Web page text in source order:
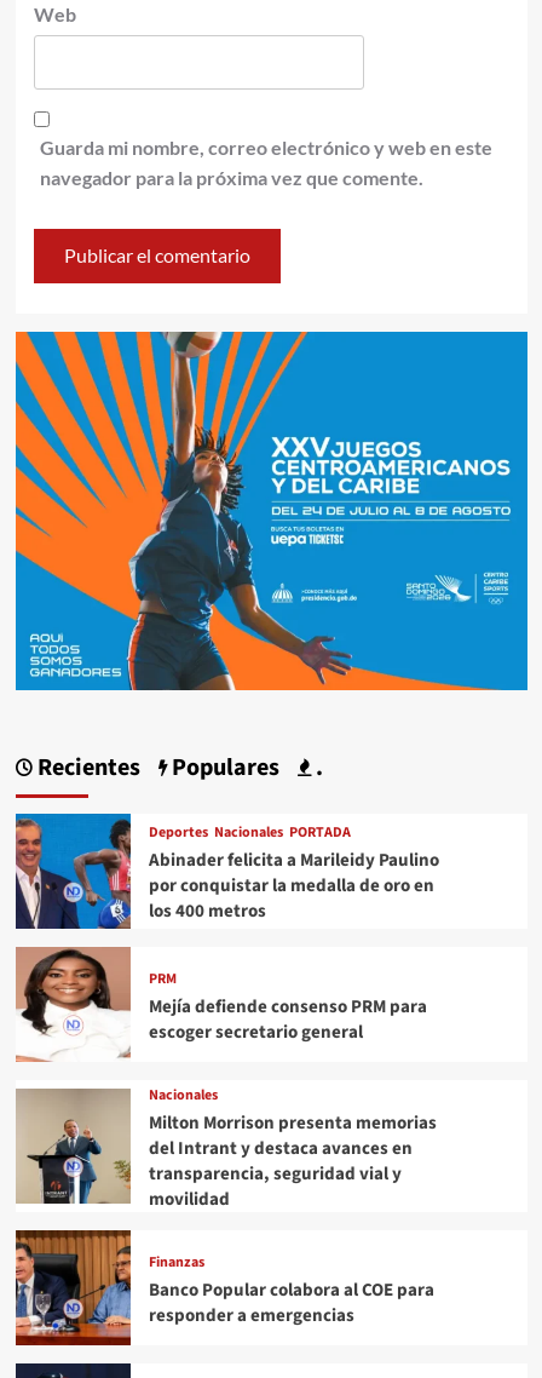
Web
Guarda mi nombre, correo electrónico y web en este
navegador para la próxima vez que comente.
Recientes Populares .
Deportes Nacionales PORTADA
Abinader felicita a Marileidy Paulino
por conquistar la medalla de oro en
los 400 metros
PRM
Mejía defiende consenso PRM para
escoger secretario general
Nacionales
Milton Morrison presenta memorias
del Intrant y destaca avances en
transparencia, seguridad vial y
movilidad
Finanzas
Banco Popular colabora al COE para
responder a emergencias